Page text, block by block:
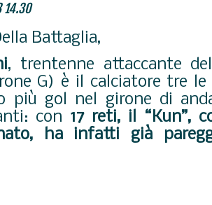
14.30
Battaglia,
, trentenne attaccante del
G) è il calciatore tre le
più gol nel girone di
con 17 reti, il “Kun”,
ha infatti già